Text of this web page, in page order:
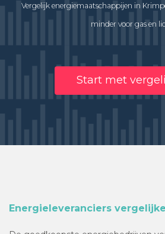
Vergelijk energiemaatschappijen in
minder voor gas en
Start met
Energieleveranciers